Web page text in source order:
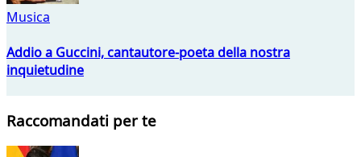
Musica
Addio a Guccini, cantautore-poeta della nostra
inquietudine
Raccomandati per te